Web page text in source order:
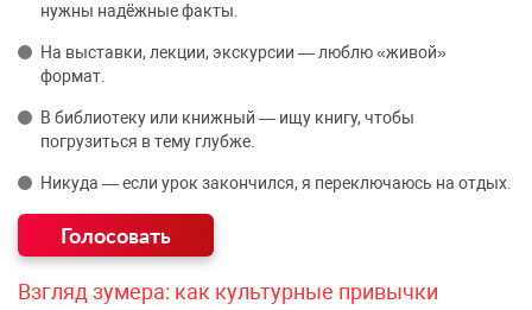
нужны надёжные факты.
На выставки, лекции, экскурсии — люблю «живой»
формат.
В библиотеку или книжный — ищу книгу, чтобы
погрузиться в тему глубже.
Никуда — если урок закончился, я переключаюсь на отдых.
Взгляд зумера: как культурные привычки